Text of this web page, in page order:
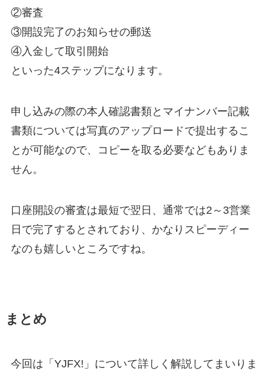
②審査
③開設完了のお知らせの郵送
④入金して取引開始
といった4ステップになります。
申し込みの際の本人確認書類とマイナンバー記載
書類については写真のアップロードで提出するこ
とが可能なので、コピーを取る必要などもありま
せん。
口座開設の審査は最短で翌日、通常では2～3営業
日で完了するとされており、かなりスピーディー
なのも嬉しいところですね。
まとめ
今回は「YJFX!」について詳しく解説してまいりま